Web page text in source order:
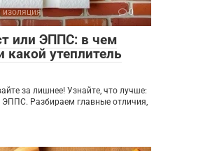
изоляция 0
или ЭППС: в чем
какой утеплитель
за лишнее! Узнайте, что лучше:
ЭППС. Разбираем главные отличия,